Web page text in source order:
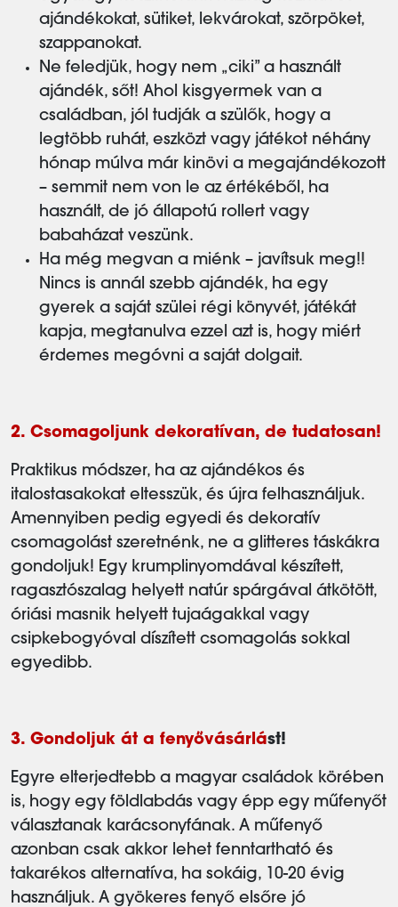
ajándékokat, sütiket, lekvárokat, szörpöket,
szappanokat.
Ne feledjük, hogy nem „ciki” a használt
ajándék, sőt! Ahol kisgyermek van a
családban, jól tudják a szülők, hogy a
legtöbb ruhát, eszközt vagy játékot néhány
hónap múlva már kinövi a megajándékozott
– semmit nem von le az értékéből, ha
használt, de jó állapotú rollert vagy
babaházat veszünk.
Ha még megvan a miénk – javítsuk meg!!
Nincs is annál szebb ajándék, ha egy
gyerek a saját szülei régi könyvét, játékát
kapja, megtanulva ezzel azt is, hogy miért
érdemes megóvni a saját dolgait.
2. Csomagoljunk dekoratívan, de tudatosan!
Praktikus módszer, ha az ajándékos és
italostasakokat eltesszük, és újra felhasználjuk.
Amennyiben pedig egyedi és dekoratív
csomagolást szeretnénk, ne a glitteres táskákra
gondoljuk! Egy krumplinyomdával készített,
ragasztószalag helyett natúr spárgával átkötött,
óriási masnik helyett tujaágakkal vagy
csipkebogyóval díszített csomagolás sokkal
egyedibb.
3. Gondoljuk át a fenyővásárlást!
Egyre elterjedtebb a magyar családok körében
is, hogy egy földlabdás vagy épp egy műfenyőt
választanak karácsonyfának. A műfenyő
azonban csak akkor lehet fenntartható és
takarékos alternatíva, ha sokáig, 10-20 évig
használjuk. A gyökeres fenyő elsőre jó